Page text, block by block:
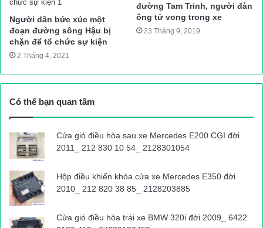
Ghi nhận của PV vào 9h sáng 22/7, đoạn đường từ ngã tư
Vũng Tàu đến nút giao với đường Võ Nguyên Giáp, hàng đoàn
rú, nhả khói đen, chạy bạt mạng. Dù mật độ phương tiện dày
đặc nhưng nhiều chiếc xe chạy với tốc độ cao, bấm còi inh ỏi
giành đường như “xe vua” khiến nhiều phương tiện tham gia
giao thông khác phải chủ động né tránh.
Chạy dọc tuyến QL51 từ TP Biên Hòa đến thị trấn Long Thành,
chỉ trong vòng gần một giờ đồng hồ, có tới vài chục xe ben
ngược xuôi lưu thông trên QL51 theo hướng về Biên Hòa và
ngược lại. Theo quan sát của PV, nhiều xe chở đất, đá “có
ngọn” nhìn bằng mắt thường cũng xác định được chở quá tải
Người dân bức xúc một
đoạn đường sông Hậu bị
chặn để tổ chức sự kiện
2 Tháng 4, 2021
đường Tam Trinh, người đàn
ông tử vong trong xe
23 Tháng 9, 2019
Có thể bạn quan tâm
Cửa gió điều hòa sau xe Mercedes E200 CGI đời
2011_ 212 830 10 54_ 2128301054
Hộp điều khiển khóa cửa xe Mercedes E350 đời
2010_ 212 820 38 85_ 2128203885
Cửa gió điều hòa trái xe BMW 320i đời 2009_ 6422